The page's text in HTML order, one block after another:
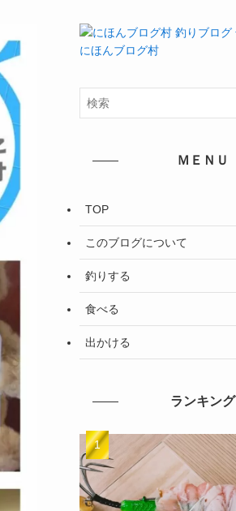
にほんブログ村
ＭＥＮＵ
TOP
このブログについて
釣りする
食べる
出かける
ランキング